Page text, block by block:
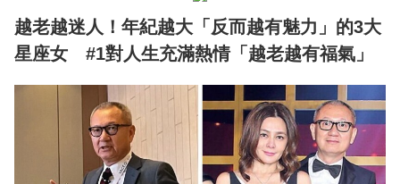
越老越迷人！年紀越大「反而越有魅力」的3大
星座女 #1對人生充滿熱情「越老越有福氣」